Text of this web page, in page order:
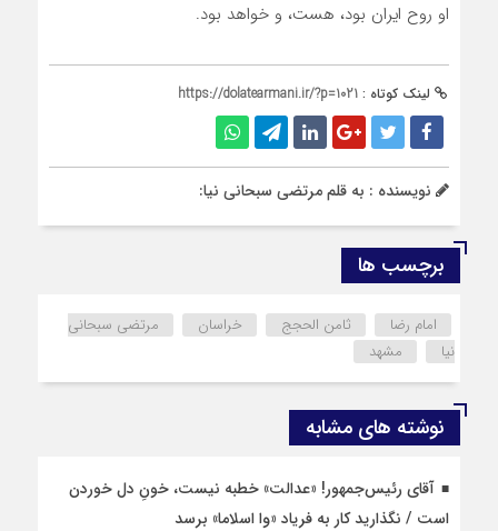
او روح ایران بود، هست، و خواهد بود.
لینک کوتاه : https://dolatearmani.ir/?p=1021
نویسنده : به قلم مرتضی سبحانی نیا:
برچسب ها
امام رضا ثامن الحجج خراسان
مرتضی سبحانی
نیا
مشهد
نوشته های مشابه
آقای رئیس‌جمهور! «عدالت» خطبه نیست، خونِ دل خوردن
است / نگذارید کار به فریاد «وا اسلاما» برسد